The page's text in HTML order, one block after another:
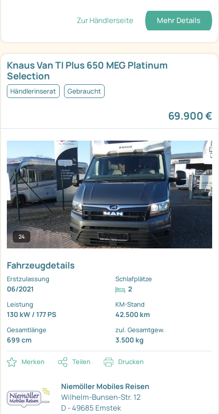
Zur Händlerseite Mehr Details
Knaus Van TI Plus 650 MEG Platinum
Selection
Händlerinserat Gebraucht
69.900 €
24
Fahrzeugdetails
Erstzulassung
06/2021
Schlafplätze
2
Leistung
130 kW / 177 PS
KM-Stand
42.500 km
Gesamtlänge
699 cm
zul. Gesamtgew.
3.500 kg
Merken Teilen Drucken
Niemöller Mobiles Reisen
Wilhelm-Bunsen-Str. 12
D - 49685 Emstek